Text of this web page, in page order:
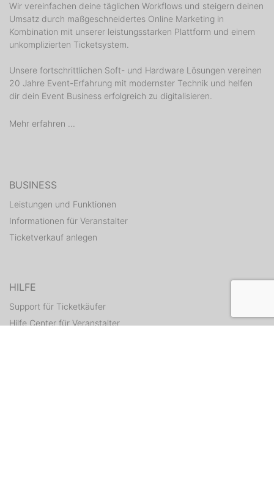
Wir vereinfachen deine täglichen Workflows und steigern deinen
Umsatz durch maßgeschneidertes Online Marketing in
Kombination mit unserer leistungsstarken Plattform und einem
unkomplizierten Ticketsystem.
Unsere fortschrittlichen Soft- und Hardware Lösungen vereinen
20 Jahre Event-Erfahrung mit modernster Technik und helfen
dir dein Event Business erfolgreich zu digitalisieren.
Mehr erfahren ...
BUSINESS
Leistungen und Funktionen
Informationen für Veranstalter
Ticketverkauf anlegen
HILFE
Support für Ticketkäufer
Hilfe Center für Veranstalter